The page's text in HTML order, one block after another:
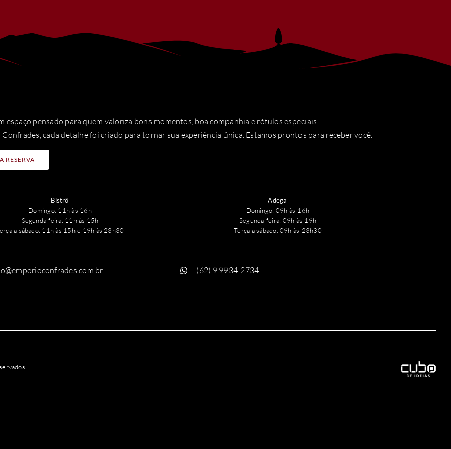
espaço pensado para quem valoriza bons momentos, boa companhia e rótulos especiais.
cada detalhe foi criado para tornar sua experiência única. Estamos prontos para receber você.
RESERVA
Bistrô
Domingo: 11h às 16h
Segunda-feira: 11h às 15h
a sábado: 11h às 15h e 19h às 23h30
Adega
Domingo: 09h às 16h
Segunda-feira: 09h às 19h
Terça a sábado: 09h às 23h30
(62) 9 9934-2734